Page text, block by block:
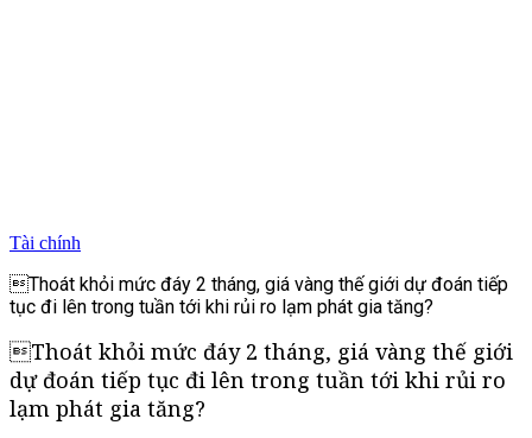
Tài chính
Thoát khỏi mức đáy 2 tháng, giá vàng thế giới dự đoán tiếp
tục đi lên trong tuần tới khi rủi ro lạm phát gia tăng?
Thoát khỏi mức đáy 2 tháng, giá vàng thế giới
dự đoán tiếp tục đi lên trong tuần tới khi rủi ro
lạm phát gia tăng?